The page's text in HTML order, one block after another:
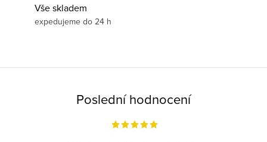
Vše skladem
expedujeme do 24 h
Poslední hodnocení